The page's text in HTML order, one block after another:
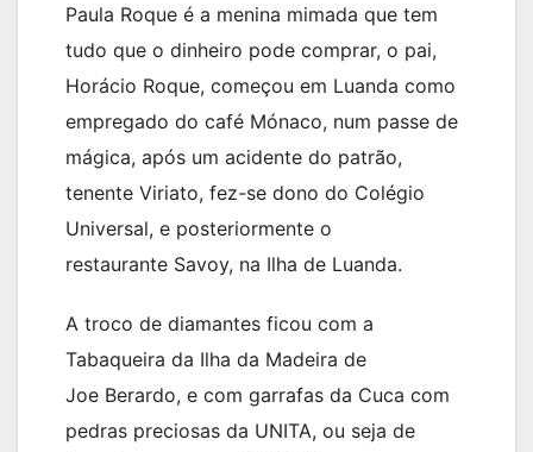
Paula Roque é a menina mimada que tem
tudo que o dinheiro pode comprar, o pai,
Horácio Roque, começou em Luanda como
empregado do café Mónaco, num passe de
mágica, após um acidente do patrão,
tenente Viriato, fez-se dono do Colégio
Universal, e posteriormente o
restaurante Savoy, na Ilha de Luanda.
A troco de diamantes ficou com a
Tabaqueira da Ilha da Madeira de
Joe Berardo, e com garrafas da Cuca com
pedras preciosas da UNITA, ou seja de